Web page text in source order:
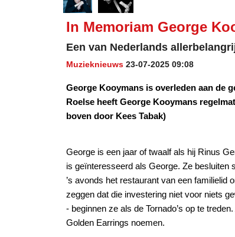
In Memoriam George
Een van Nederlands
Muzieknieuws 23-07-2025 09:08
George Kooymans is overleden aan de
Roelse heeft George Kooymans
boven door Kees Tabak)
George is een jaar of twaalf als hij Rinus
is geïnteresseerd als George. Ze besluiten
’s avonds het restaurant van een familielid
zeggen dat die investering niet voor niets
- beginnen ze als de Tornado’s op te
Golden Earrings noemen.